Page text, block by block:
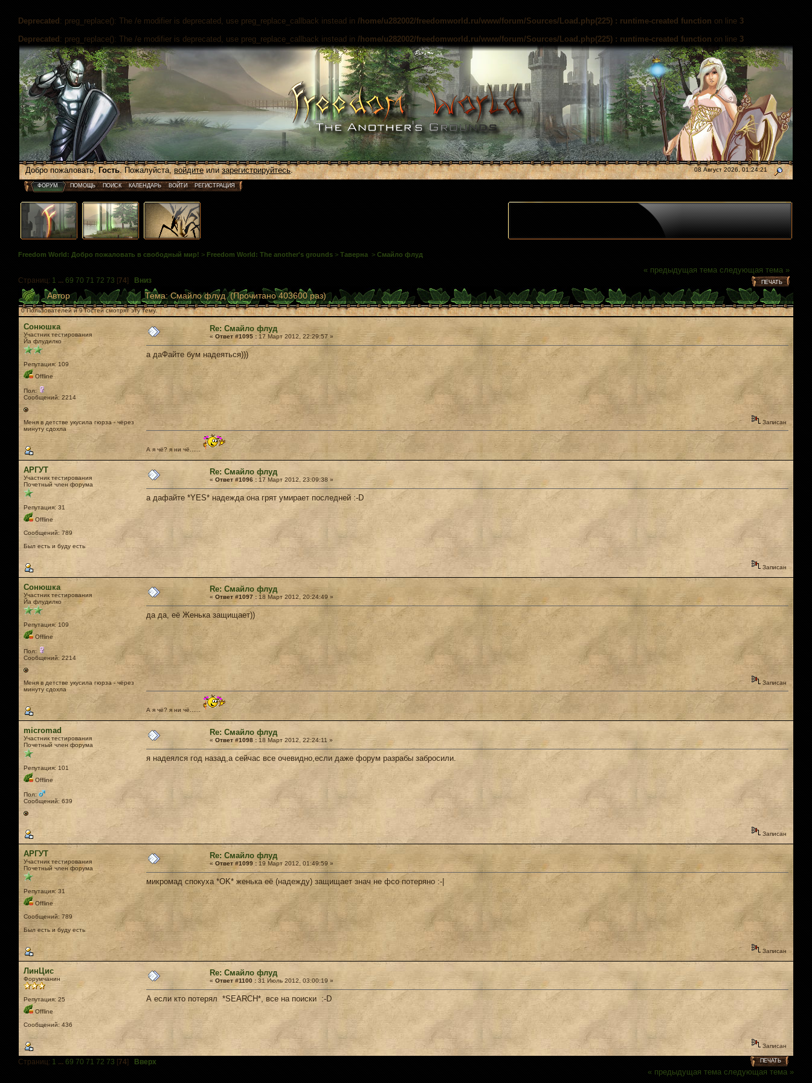
Deprecated : preg_replace(): The /e modifier is deprecated, use preg_replace_callback instead in /home/u282002/freedomworld.ru/www/forum/Sources/Load.php(225) : runtime-created function on line 3
Deprecated : preg_replace(): The /e modifier is deprecated, use preg_replace_callback instead in /home/u282002/freedomworld.ru/www/forum/Sources/Load.php(225) : runtime-created function on line 3
Добро пожаловать, Гость. Пожалуйста,войдитеилизарегистрируйтесь. 08 Август 2026, 01:24:21
ФОРУМ ПОМОЩЬ ПОИСК КАЛЕНДАРЬ ВОЙТИ РЕГИСТРАЦИЯ
Freedom World: Добро пожаловать в свободный мир! > Freedom World: The another's grounds > Таверна > Смайло флуд
Страниц: 1 ... 69 70 71 72 73 [74] Вниз
« предыдущая тема следующая тема »
ПЕЧАТЬ
Автор Тема: Смайло флуд (Прочитано 403600 раз)
0 Пользователей и 9 Гостей смотрят эту тему.
Сонюшка
Участник тестирования
Йа флудилко
Репутация: 109
Offline
Пол:
Сообщений: 2214
Меня в детстве укусила гюрза - через
минуту сдохла
Re: Смайло флуд
« Ответ #1095 : 17 Март 2012, 22:29:57 »
а даФайте бум надеяться)))
Записан
А я чё? я ни чё......
АРГУТ
Участник тестирования
Почетный член форума
Репутация: 31
Offline
Сообщений: 789
Был есть и буду есть
Re: Смайло флуд
« Ответ #1096 : 17 Март 2012, 23:09:38 »
а дафайте *YES* надежда она грят умирает последней :-D
Записан
Сонюшка
Участник тестирования
Йа флудилко
Репутация: 109
Offline
Пол:
Сообщений: 2214
Меня в детстве укусила гюрза - через
минуту сдохла
Re: Смайло флуд
« Ответ #1097 : 18 Март 2012, 20:24:49 »
да да, её Женька защищает))
Записан
А я чё? я ни чё......
micromad
Участник тестирования
Почетный член форума
Репутация: 101
Offline
Пол:
Сообщений: 639
Re: Смайло флуд
« Ответ #1098 : 18 Март 2012, 22:24:11 »
я надеялся год назад,а сейчас все очевидно,если даже форум разрабы забросили.
Записан
АРГУТ
Участник тестирования
Почетный член форума
Репутация: 31
Offline
Сообщений: 789
Был есть и буду есть
Re: Смайло флуд
« Ответ #1099 : 19 Март 2012, 01:49:59 »
микромад спокуха *OK* женька её (надежду) защищает знач не фсо потеряно :-|
Записан
ЛинЦис
Форумчанин
Репутация: 25
Offline
Сообщений: 436
Re: Смайло флуд
« Ответ #1100 : 31 Июль 2012, 03:00:19 »
А если кто потерял *SEARCH*, все на поиски :-D
Записан
Страниц: 1 ... 69 70 71 72 73 [74] Вверх ПЕЧАТЬ
« предыдущая тема следующая тема »